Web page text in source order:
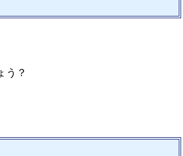
う？